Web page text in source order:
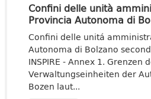
Confini delle unità
Provincia Autonoma di
Confini delle unitá
Autonoma di Bolzano
INSPIRE - Annex 1. Grenzen
Verwaltungseinheiten der
Bozen laut...